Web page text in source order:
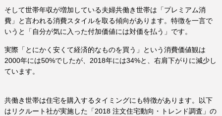
そして世帯年収が増加している夫婦共働き世帯は「プレミアム消
費」と言われる消費スタイルを取る傾向があります。特徴を一言で
いうと「自分が気に入った付加価値には対価を払う」です。
実際「とにかく安くて経済的なものを買う」という消費価値観は
2000年には50%でしたが、 2018年には34%と、右肩下がりに減少し
ています。
共働き世帯は住宅を購入するタイミングにも特徴があります。以下
はリクルート社が実施した「2018 注文住宅動向・トレンド調査」の